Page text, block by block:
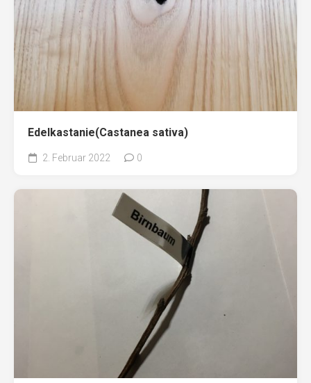
Edelkastanie(Castanea sativa)
2. Februar 2022 0